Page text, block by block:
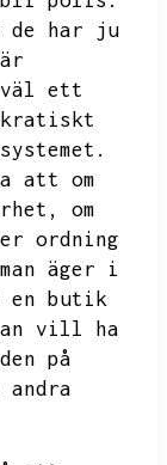
de har ju
väl ett
att om
om
ordning
äger i
en butik
vill ha
på